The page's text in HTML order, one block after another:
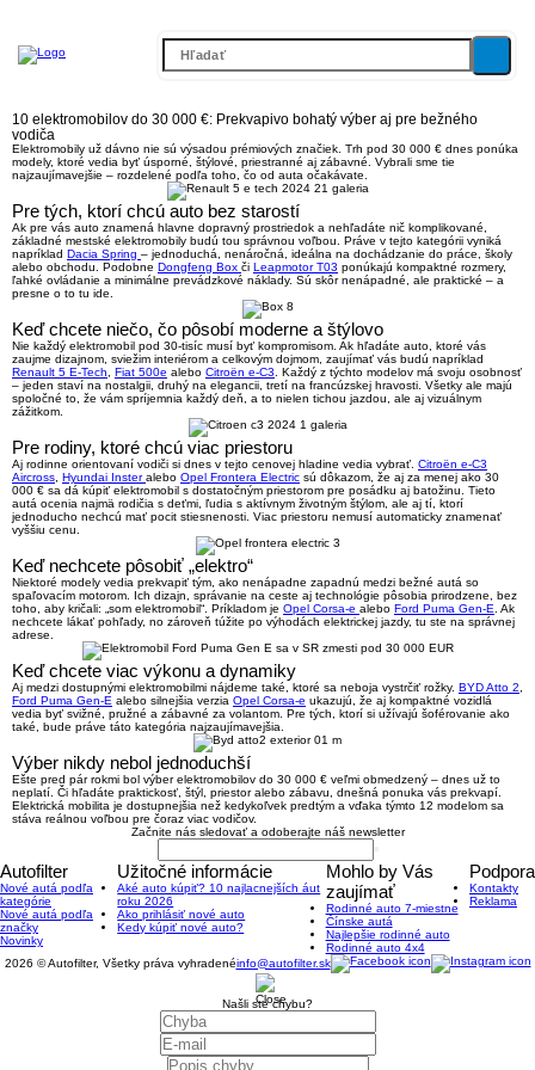
10 elektromobilov do 30 000 €: Prekvapivo bohatý výber aj pre bežného
vodiča
Elektromobily už dávno nie sú výsadou prémiových značiek. Trh pod 30 000 € dnes ponúka
modely, ktoré vedia byť úsporné, štýlové, priestranné aj zábavné. Vybrali sme tie
najzaujímavejšie – rozdelené podľa toho, čo od auta očakávate.
Pre tých, ktorí chcú auto bez starostí
Ak pre vás auto znamená hlavne dopravný prostriedok a nehľadáte nič komplikované,
základné mestské elektromobily budú tou správnou voľbou. Práve v tejto kategórii vyniká
napríklad Dacia Spring – jednoduchá, nenáročná, ideálna na dochádzanie do práce, školy
alebo obchodu. Podobne Dongfeng Box či Leapmotor T03 ponúkajú kompaktné rozmery,
ľahké ovládanie a minimálne prevádzkové náklady. Sú skôr nenápadné, ale praktické – a
presne o to tu ide.
Keď chcete niečo, čo pôsobí moderne a štýlovo
Nie každý elektromobil pod 30-tisíc musí byť kompromisom. Ak hľadáte auto, ktoré vás
zaujme dizajnom, sviežim interiérom a celkovým dojmom, zaujímať vás budú napríklad
Renault 5 E-Tech
Fiat 500e alebo Citroën e-C3 . Každý z týchto modelov má svoju osobnosť
– jeden staví na nostalgii, druhý na elegancii, tretí na francúzskej hravosti. Všetky ale majú
spoločné to, že vám spríjemnia každý deň, a to nielen tichou jazdou, ale aj vizuálnym
zážitkom.
Pre rodiny, ktoré chcú viac priestoru
Aj rodinne orientovaní vodiči si dnes v tejto cenovej hladine vedia vybrať. Citroën e-C3
Aircross Hyundai Insteralebo Opel Frontera Electric sú dôkazom, že aj za menej ako 30
000 € sa dá kúpiť elektromobil s dostatočným priestorom pre posádku aj batožinu. Tieto
autá ocenia najmä rodičia s deťmi, ľudia s aktívnym životným štýlom, ale aj tí, ktorí
jednoducho nechcú mať pocit stiesnenosti. Viac priestoru nemusí automaticky znamenať
vyššiu cenu.
Keď nechcete pôsobiť „elektro“
Niektoré modely vedia prekvapiť tým, ako nenápadne zapadnú medzi bežné autá so
spaľovacím motorom. Ich dizajn, správanie na ceste aj technológie pôsobia prirodzene, bez
toho, aby kričali: „som elektromobil“. Príkladom je Opel Corsa-e alebo Ford Puma Gen-E . Ak
nechcete lákať pohľady, no zároveň túžite po výhodách elektrickej jazdy, tu ste na správnej
adrese.
Keď chcete viac výkonu a dynamiky
Aj medzi dostupnými elektromobilmi nájdeme také, ktoré sa neboja vystrčiť rožky. BYD Atto 2
Ford Puma Gen-E alebo silnejšia verzia Opel Corsa-e ukazujú, že aj kompaktné vozidlá
vedia byť svižné, pružné a zábavné za volantom. Pre tých, ktorí si užívajú šoférovanie ako
také, bude práve táto kategória najzaujímavejšia.
Výber nikdy nebol jednoduchší
Ešte pred pár rokmi bol výber elektromobilov do 30 000 € veľmi obmedzený – dnes už to
neplatí. Či hľadáte praktickosť, štýl, priestor alebo zábavu, dnešná ponuka vás prekvapí.
Elektrická mobilita je dostupnejšia než kedykoľvek predtým a vďaka týmto 12 modelom sa
stáva reálnou voľbou pre čoraz viac vodičov.
Začnite nás sledovať a odoberajte náš newsletter
Autofilter
Nové autá podľa
kategórie
Nové autá podľa
značky
Novinky
Užitočné informácie
Aké auto kúpiť? 10 najlacnejších áut
roku 2026
Ako prihlásiť nové auto
Kedy kúpiť nové auto?
Mohlo by Vás
zaujímať
Rodinné auto 7-miestne
Čínske autá
Najlepšie rodinné auto
Rodinné auto 4x4
Podpora
Kontakty
Reklama
2026 © Autofilter, Všetky práva vyhradenéinfo@autofilter.sk
Našli ste chybu?